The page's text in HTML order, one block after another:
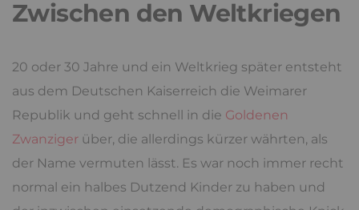
Zwischen den Weltkriegen
20 oder 30 Jahre und ein Weltkrieg später entsteht
aus dem Deutschen Kaiserreich die Weimarer
Republik und geht schnell in die Goldenen
Zwanziger über, die allerdings kürzer währten, als
der Name vermuten lässt. Es war noch immer recht
normal ein halbes Dutzend Kinder zu haben und